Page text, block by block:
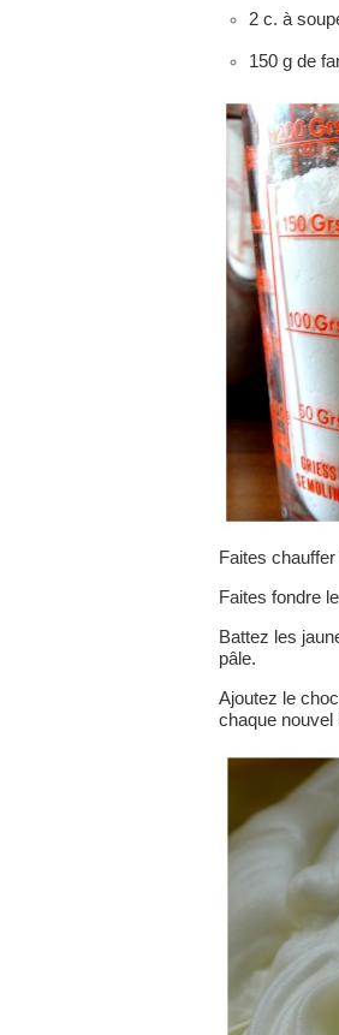
2 c. à
150 g de
Faites chauffer
Faites fondre
Battez les
pâle.
Ajoutez le
chaque nouvel